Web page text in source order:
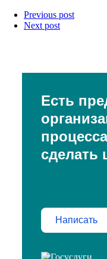
Previous post
Next post
Есть
сделать
Написать